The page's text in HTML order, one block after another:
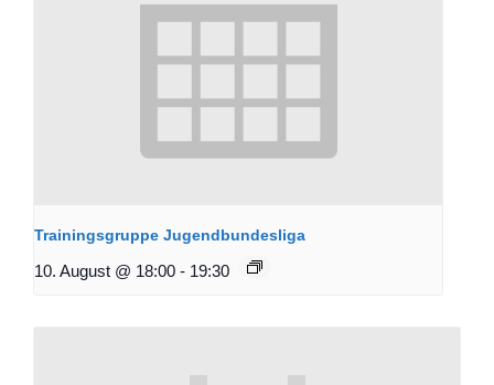
Trainingsgruppe Jugendbundesliga
10. August @ 18:00 - 19:30